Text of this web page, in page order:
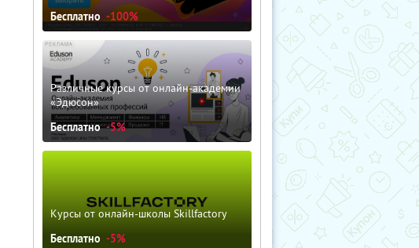
Бесплатно -100%
Различные курсы от онлайн-академии
«Эдюсон»
Бесплатно -5%
Курсы от онлайн-школы Skillfactory
Бесплатно -5%